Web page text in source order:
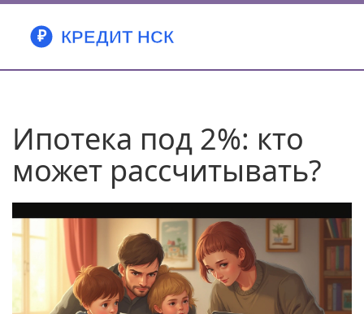
Ипотека под 2%: кто
может рассчитывать?